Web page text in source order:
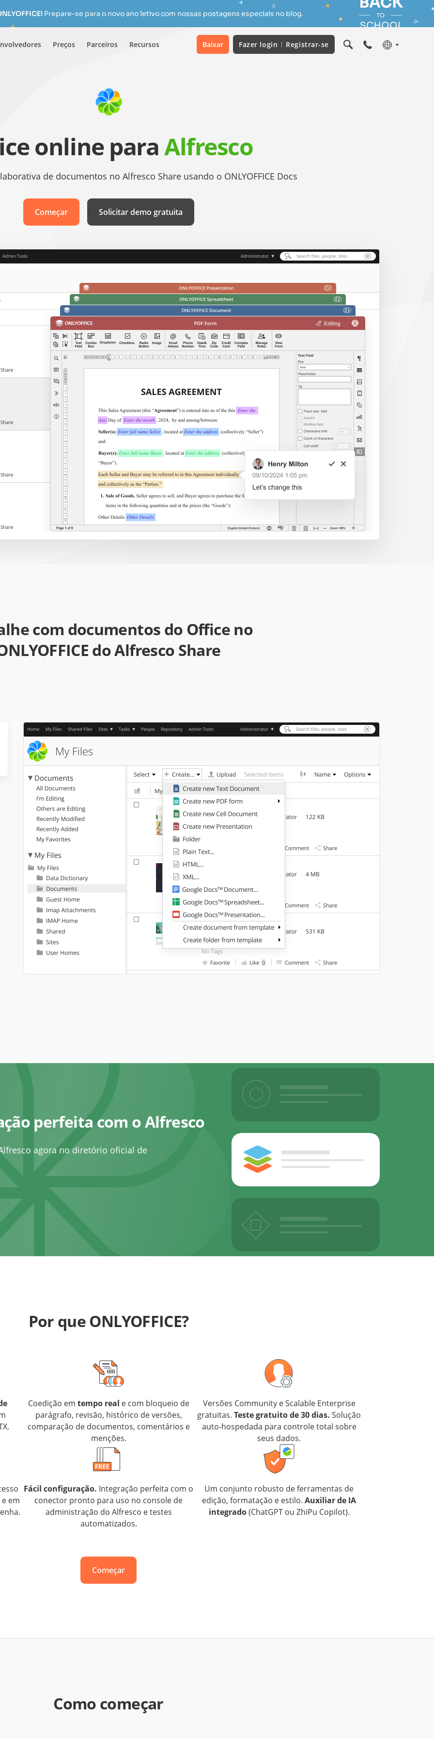
Prepare-se para o novo ano letivo com nossas postagens especiais no blog.
Preços Parceiros Recursos Baixar Fazer login Registrar-se
online paraAlfresco
de documentos no Alfresco Share usando o ONLYOFFICE Docs
Começar Solicitar demo gratuita
com documentos do Office no
do Alfresco Share
perfeita com o Alfresco
agora no diretório oficial de
Por que ONLYOFFICE?
Coedição em tempo real e com bloqueio de
parágrafo, revisão, histórico de versões,
comparação de documentos, comentários e
menções.
Versões Community e Scalable Enterprise
gratuitas. Teste gratuito de 30 dias. Solução
auto-hospedada para controle total sobre
seus dados.
em
Fácil configuração. Integração perfeita com o
conector pronto para uso no console de
administração do Alfresco e testes
automatizados.
Um conjunto robusto de ferramentas de
edição, formatação e estilo. Auxiliar de IA
integrado(ChatGPT ou ZhiPu Copilot).
Começar
Como começar